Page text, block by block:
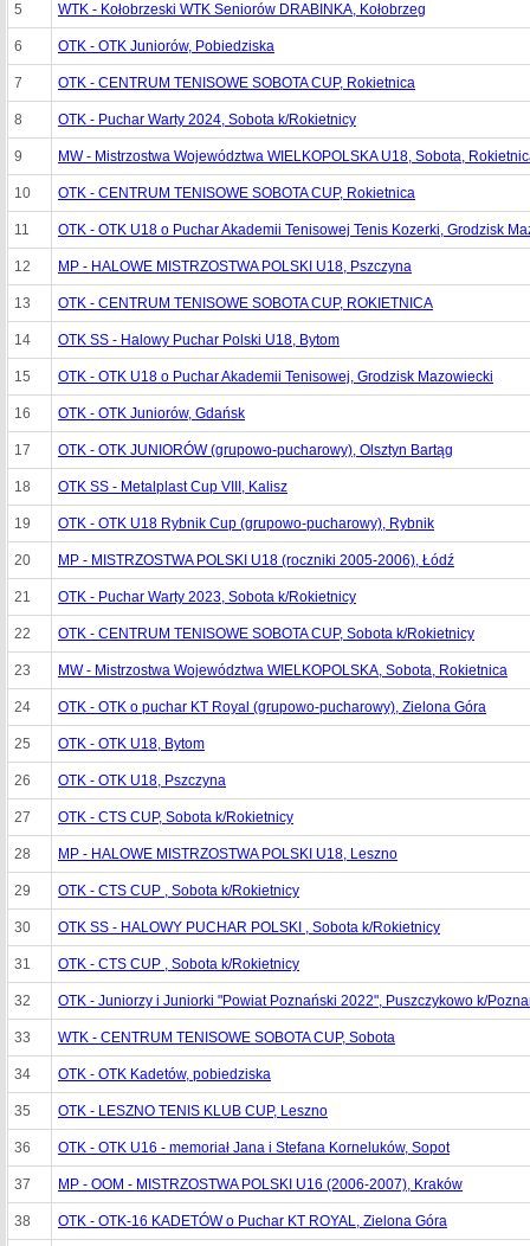
5 WTK - Kołobrzeski WTK Seniorów DRABINKA, Kołobrzeg
6 OTK - OTK Juniorów, Pobiedziska
7 OTK - CENTRUM TENISOWE SOBOTA CUP, Rokietnica
8 OTK - Puchar Warty 2024, Sobota k/Rokietnicy
9 MW - Mistrzostwa Województwa WIELKOPOLSKA U18, Sobota,
10 OTK - CENTRUM TENISOWE SOBOTA CUP, Rokietnica
11 OTK - OTK U18 o Puchar Akademii Tenisowej Tenis Kozerki, Grodzisk
12 MP - HALOWE MISTRZOSTWA POLSKI U18, Pszczyna
13 OTK - CENTRUM TENISOWE SOBOTA CUP, ROKIETNICA
14 OTK SS - Halowy Puchar Polski U18, Bytom
15 OTK - OTK U18 o Puchar Akademii Tenisowej, Grodzisk Mazowiecki
16 OTK - OTK Juniorów, Gdańsk
17 OTK - OTK JUNIORÓW (grupowo-pucharowy), Olsztyn Bartąg
18 OTK SS - Metalplast Cup VIII, Kalisz
19 OTK - OTK U18 Rybnik Cup (grupowo-pucharowy), Rybnik
20 MP - MISTRZOSTWA POLSKI U18 (roczniki 2005-2006), Łódź
21 OTK - Puchar Warty 2023, Sobota k/Rokietnicy
22 OTK - CENTRUM TENISOWE SOBOTA CUP, Sobota k/Rokietnicy
23 MW - Mistrzostwa Województwa WIELKOPOLSKA, Sobota, Rokietnica
24 OTK - OTK o puchar KT Royal (grupowo-pucharowy), Zielona Góra
25 OTK - OTK U18, Bytom
26 OTK - OTK U18, Pszczyna
27 OTK - CTS CUP, Sobota k/Rokietnicy
28 MP - HALOWE MISTRZOSTWA POLSKI U18, Leszno
29 OTK - CTS CUP , Sobota k/Rokietnicy
30 OTK SS - HALOWY PUCHAR POLSKI , Sobota k/Rokietnicy
31 OTK - CTS CUP , Sobota k/Rokietnicy
32 OTK - Juniorzy i Juniorki "Powiat Poznański 2022", Puszczykowo k/
33 WTK - CENTRUM TENISOWE SOBOTA CUP, Sobota
34 OTK - OTK Kadetów, pobiedziska
35 OTK - LESZNO TENIS KLUB CUP, Leszno
36 OTK - OTK U16 - memoriał Jana i Stefana Korneluków, Sopot
37 MP - OOM - MISTRZOSTWA POLSKI U16 (2006-2007), Kraków
38 OTK - OTK-16 KADETÓW o Puchar KT ROYAL, Zielona Góra